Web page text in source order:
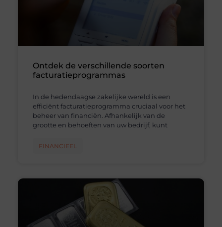
Ontdek de verschillende soorten
facturatieprogrammas
In de hedendaagse zakelijke wereld is een
efficiënt facturatieprogramma cruciaal voor het
beheer van financiën. Afhankelijk van de
grootte en behoeften van uw bedrijf, kunt
FINANCIEEL